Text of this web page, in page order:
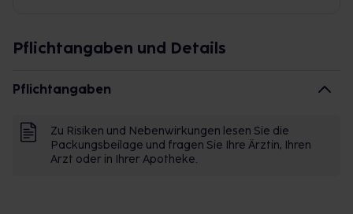
Pflichtangaben und Details
Pflichtangaben
Zu Risiken und Nebenwirkungen lesen Sie die
Packungsbeilage und fragen Sie Ihre Ärztin, Ihren
Arzt oder in Ihrer Apotheke.